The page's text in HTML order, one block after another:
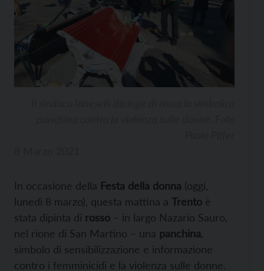
In occasione della Festa della donna (oggi,
lunedì 8 marzo), questa mattina a Trento è
stata dipinta di rosso – in largo Nazario Sauro,
nel rione di San Martino – una panchina
simbolo di sensibilizzazione e informazione
contro i femminicidi e la violenza sulle donne.